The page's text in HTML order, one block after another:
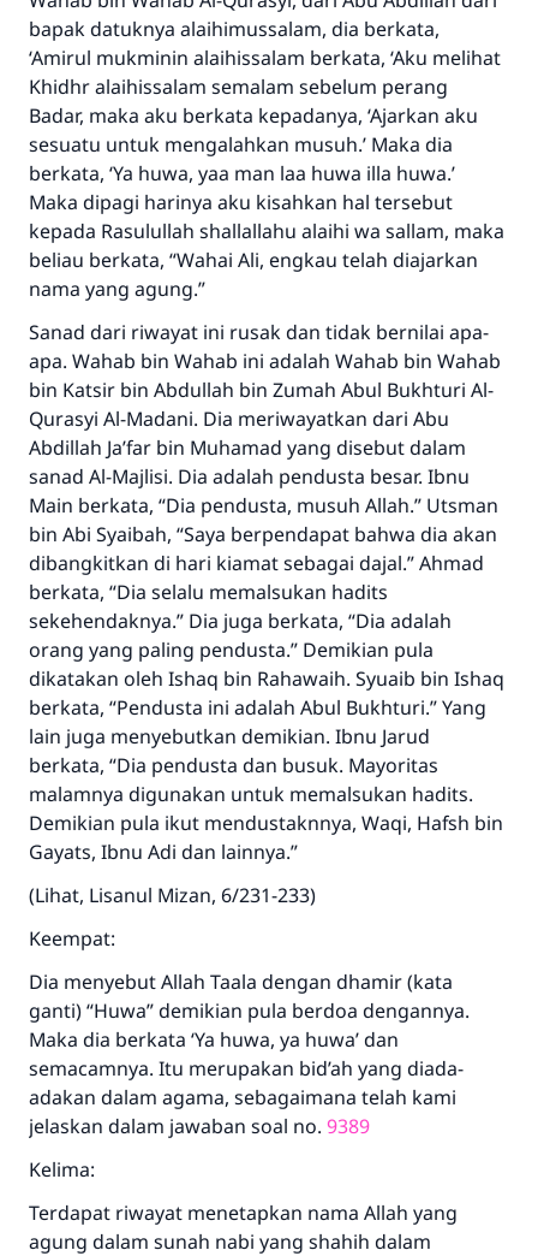
bapak datuknya alaihimussalam, dia berkata,
‘Amirul mukminin alaihissalam berkata, ‘Aku melihat
Khidhr alaihissalam semalam sebelum perang
Badar, maka aku berkata kepadanya, ‘Ajarkan aku
sesuatu untuk mengalahkan musuh.’ Maka dia
berkata, ‘Ya huwa, yaa man laa huwa illa huwa.’
Maka dipagi harinya aku kisahkan hal tersebut
kepada Rasulullah shallallahu alaihi wa sallam, maka
beliau berkata, “Wahai Ali, engkau telah diajarkan
nama yang agung.”
Sanad dari riwayat ini rusak dan tidak bernilai apa-
apa. Wahab bin Wahab ini adalah Wahab bin Wahab
bin Katsir bin Abdullah bin Zumah Abul Bukhturi Al-
Qurasyi Al-Madani. Dia meriwayatkan dari Abu
Abdillah Ja’far bin Muhamad yang disebut dalam
sanad Al-Majlisi. Dia adalah pendusta besar. Ibnu
Main berkata, “Dia pendusta, musuh Allah.” Utsman
bin Abi Syaibah, “Saya berpendapat bahwa dia akan
dibangkitkan di hari kiamat sebagai dajal.” Ahmad
berkata, “Dia selalu memalsukan hadits
sekehendaknya.” Dia juga berkata, “Dia adalah
orang yang paling pendusta.” Demikian pula
dikatakan oleh Ishaq bin Rahawaih. Syuaib bin Ishaq
berkata, “Pendusta ini adalah Abul Bukhturi.” Yang
lain juga menyebutkan demikian. Ibnu Jarud
berkata, “Dia pendusta dan busuk. Mayoritas
malamnya digunakan untuk memalsukan hadits.
Demikian pula ikut mendustaknnya, Waqi, Hafsh bin
Gayats, Ibnu Adi dan lainnya.”
(Lihat, Lisanul Mizan, 6/231-233)
Keempat:
Dia menyebut Allah Taala dengan dhamir (kata
ganti) “Huwa” demikian pula berdoa dengannya.
Maka dia berkata ‘Ya huwa, ya huwa’ dan
semacamnya. Itu merupakan bid’ah yang diada-
adakan dalam agama, sebagaimana telah kami
jelaskan dalam jawaban soal no. 9389
Kelima:
Terdapat riwayat menetapkan nama Allah yang
agung dalam sunah nabi yang shahih dalam
Jawaban no. 110845
menyelamatkan pernikahan.
Bantu kami dalam memberikan jawaban untuk umat
"Siapa yang menunjukkan suatu kebaikan,
meka dia akan mendapatkan pahala yang
sama dengan orang yang melakukannya"
MUSLIM, 1893
Saham